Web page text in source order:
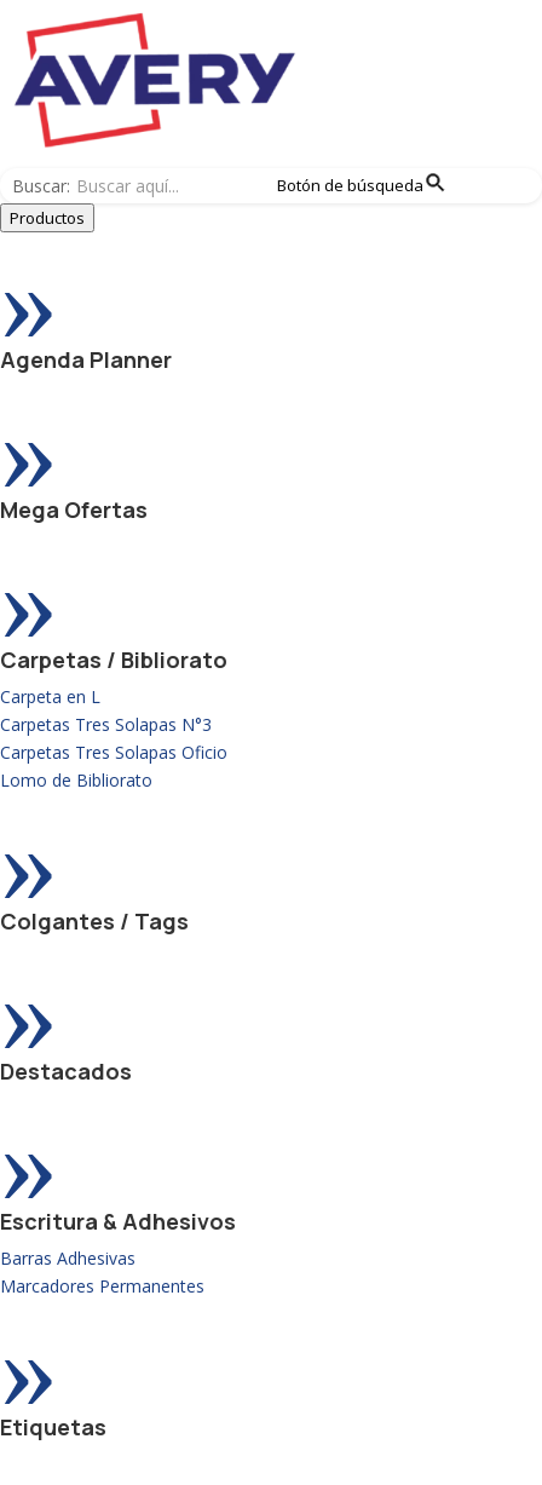
Buscar:
Botón de búsqueda
Productos
»
Agenda Planner
»
Mega Ofertas
»
Carpetas / Bibliorato
Carpeta en L
Carpetas Tres Solapas N°3
Carpetas Tres Solapas Oficio
Lomo de Bibliorato
»
Colgantes / Tags
»
Destacados
»
Escritura & Adhesivos
Barras Adhesivas
Marcadores Permanentes
»
Etiquetas